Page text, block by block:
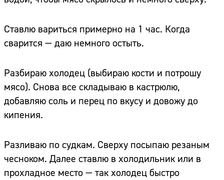
Ставлю вариться примерно на 1 час. Когда
сварится — даю немного остыть.
Разбираю холодец (выбираю кости и потрошу
мясо). Снова все складываю в кастрюлю,
добавляю соль и перец по вкусу и довожу до
кипения.
Разливаю по судкам. Сверху посыпаю резаным
чесноком. Далее ставлю в холодильник или в
прохладное место — так холодец быстро